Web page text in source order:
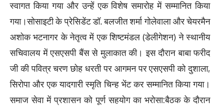
स्वागत किया गया और उन्हें एक विशेष समारोह में सम्मानित किया
गया।सोसाइटी के प्रेसिडेंट डॉ. बलजीत शर्मा गोलेवाला और चेयरमैन
अशोक भटनागर के नेतृत्व में एक शिष्टमंडल (डेलीगेशन) ने स्थानीय
सचिवालय में एसएसपी बैंस से मुलाकात की। इस दौरान बाबा फरीद
जी की पवित्र चरण छोह धरती पर आगमन पर एसएसपी को दुशाला,
सिरोपा और एक यादगारी स्मृति चिन्ह भेंट कर सम्मानित किया गया।
समाज सेवा में प्रशासन को पूर्ण सहयोग का भरोसा:बैठक के दौरान